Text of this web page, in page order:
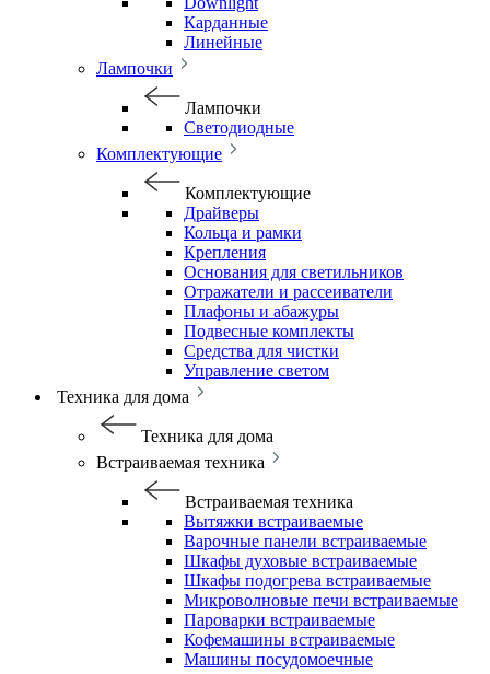
Карданные
Линейные
Лампочки
Лампочки
Светодиодные
Комплектующие
Комплектующие
Драйверы
Кольца и рамки
Крепления
Основания для светильников
Отражатели и рассеиватели
Плафоны и абажуры
Подвесные комплекты
Средства для чистки
Управление светом
Техника для дома
Техника для дома
Встраиваемая техника
Встраиваемая техника
Вытяжки встраиваемые
Варочные панели встраиваемые
Шкафы духовые встраиваемые
Шкафы подогрева встраиваемые
Микроволновые печи встраиваемые
Пароварки встраиваемые
Кофемашины встраиваемые
Машины посудомоечные